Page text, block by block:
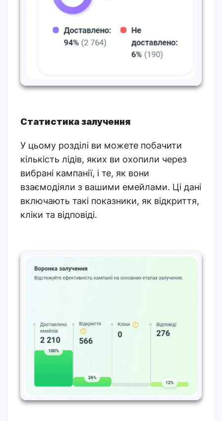
Статистика залучення
У цьому розділі ви можете побачити
кількість лідів, яких ви охопили через
вибрані кампанії, і те, як вони
взаємодіяли з вашими емейлами. Ці дані
включають такі показники, як відкриття,
кліки та відповіді.